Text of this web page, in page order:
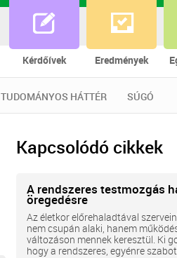
Kérdőívek Eredmények
TUDOMÁNYOS HÁTTÉR SÚGÓ
Kapcsolódó cikkek
A rendszeres testmozgás
öregedésre
Az életkor előrehaladtával
nem csupán alaki, hanem
változáson mennek keresztül. Ki
hogy a rendszeres, egyénre